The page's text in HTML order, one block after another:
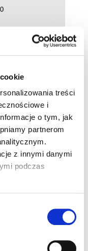
treści
i
o tym, jak
partnerom
z innymi danymi
podczas